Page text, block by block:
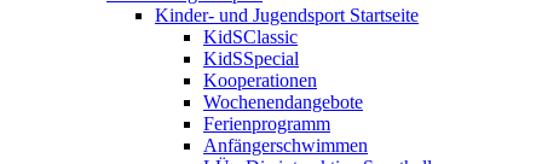
Kinder- und Jugendsport Startseite
KidSClassic
KidSSpecial
Kooperationen
Wochenendangebote
Ferienprogramm
Anfängerschwimmen